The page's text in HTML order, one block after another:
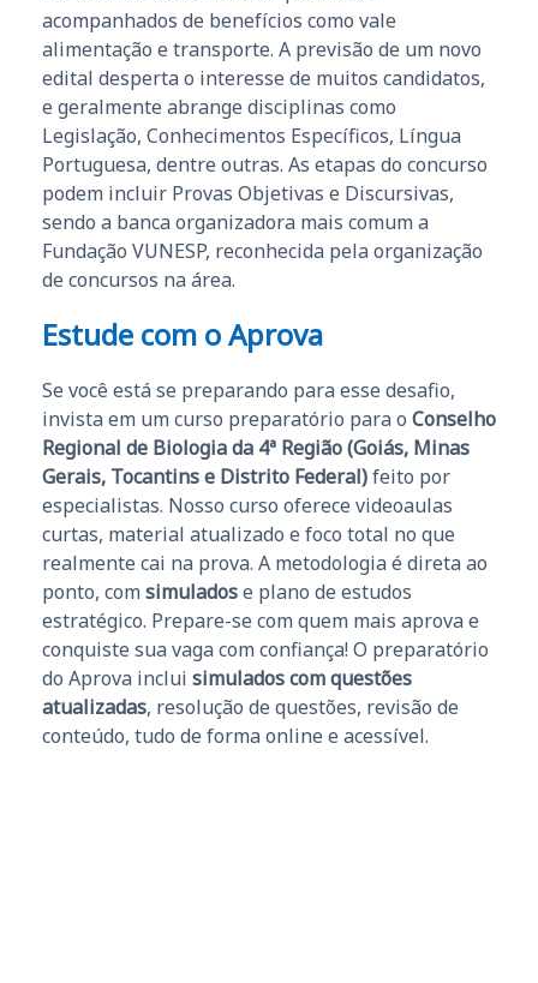
acompanhados de benefícios como vale
alimentação e transporte. A previsão de um novo
edital desperta o interesse de muitos candidatos,
e geralmente abrange disciplinas como
Legislação, Conhecimentos Específicos, Língua
Portuguesa, dentre outras. As etapas do concurso
podem incluir Provas Objetivas e Discursivas,
sendo a banca organizadora mais comum a
Fundação VUNESP, reconhecida pela organização
de concursos na área.
Estude com o Aprova
Se você está se preparando para esse desafio,
invista em um curso preparatório para o Conselho
Regional de Biologia da 4ª Região (Goiás, Minas
Gerais, Tocantins e Distrito Federal)feito por
especialistas. Nosso curso oferece videoaulas
curtas, material atualizado e foco total no que
realmente cai na prova. A metodologia é direta ao
ponto, com simuladose plano de estudos
estratégico. Prepare-se com quem mais aprova e
conquiste sua vaga com confiança! O preparatório
do Aprova inclui simulados com questões
atualizadas, resolução de questões, revisão de
conteúdo, tudo de forma online e acessível.